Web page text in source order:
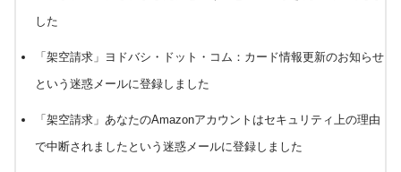
した
「架空請求」ヨドバシ・ドット・コム：カード情報更新のお知らせ
という迷惑メールに登録しました
「架空請求」あなたのAmazonアカウントはセキュリティ上の理由
で中断されましたという迷惑メールに登録しました